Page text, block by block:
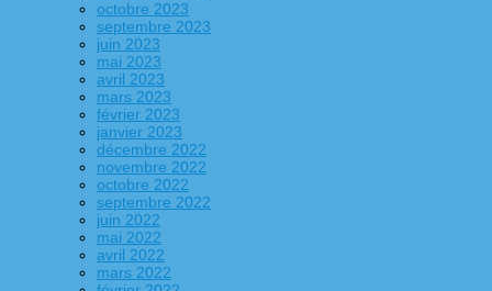
octobre 2023
septembre 2023
juin 2023
mai 2023
avril 2023
mars 2023
février 2023
janvier 2023
décembre 2022
novembre 2022
octobre 2022
septembre 2022
juin 2022
mai 2022
avril 2022
mars 2022